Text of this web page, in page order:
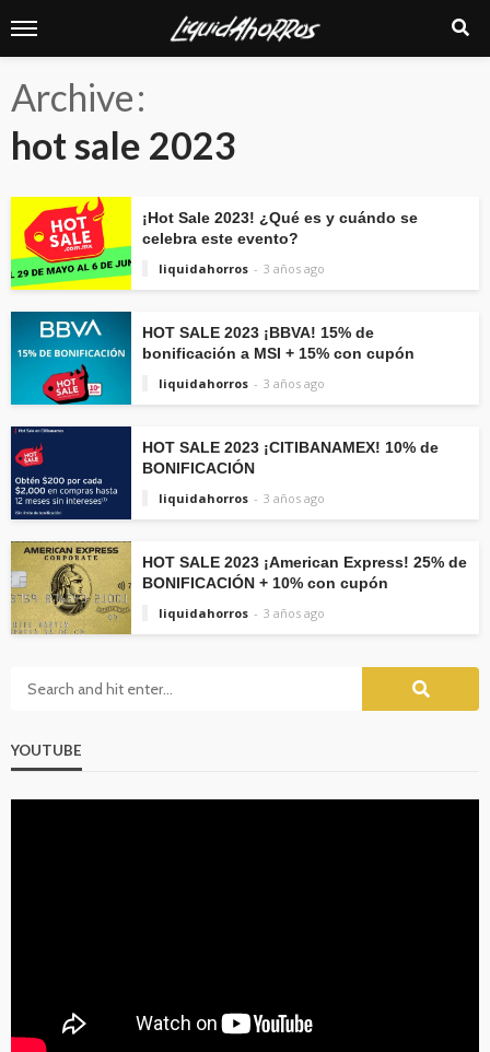
Archive
hot sale 2023
¡Hot Sale 2023! ¿Qué es y cuándo se
celebra este evento?
liquidahorros
3 años ago
HOT SALE 2023 ¡BBVA! 15% de
bonificación a MSI + 15% con cupón
liquidahorros
3 años ago
HOT SALE 2023 ¡CITIBANAMEX! 10% de
BONIFICACIÓN
liquidahorros
3 años ago
HOT SALE 2023 ¡American Express! 25% de
BONIFICACIÓN + 10% con cupón
liquidahorros
3 años ago
YOUTUBE